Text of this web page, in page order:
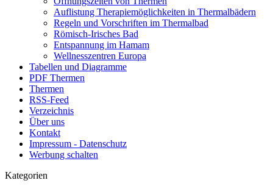
Auflistung Therapiemöglichkeiten in Thermalbädern
Regeln und Vorschriften im Thermalbad
Römisch-Irisches Bad
Entspannung im Hamam
Wellnesszentren Europa
Tabellen und Diagramme
PDF Thermen
Thermen
RSS-Feed
Verzeichnis
Über uns
Kontakt
Impressum - Datenschutz
Werbung schalten
Kategorien